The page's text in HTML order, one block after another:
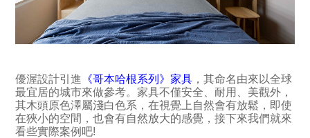
優渥設計引進 《哥本哈根系列》家具 ，其命名由來以全球
最宜居的城市來做參考。家具不僅安全、耐用、美觀外，
其木頭原色澤屬淺白色系，在視覺上自然會有放鬆，即使
在狹小的空間，也會有自然放大的感覺，接下來我們就來
看些實際案例吧!